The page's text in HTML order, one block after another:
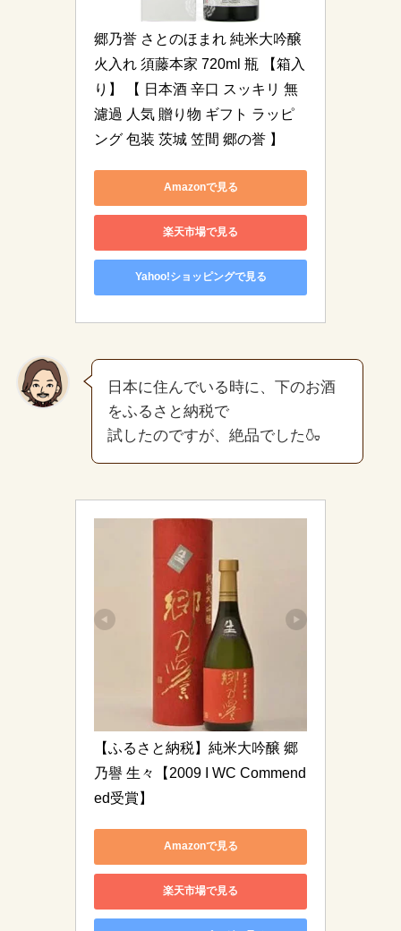
郷乃誉 さとのほまれ 純米大吟醸
火入れ 須藤本家 720ml 瓶 【箱入
り】 【 日本酒 辛口 スッキリ 無
濾過 人気 贈り物 ギフト ラッピ
ング 包装 茨城 笠間 郷の誉 】
Amazonで見る
楽天市場で見る
Yahoo!ショッピングで見る
日本に住んでいる時に、下のお酒
をふるさと納税で
試したのですが、絶品でした🍶
【ふるさと納税】純米大吟醸 郷
乃譽 生々【2009 I WC Commend
ed受賞】
Amazonで見る
楽天市場で見る